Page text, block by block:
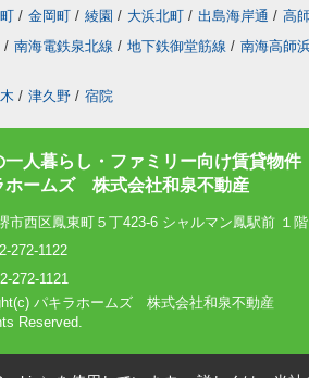
/ 金岡町 / 綾園 / 大浜北町 / 出島海岸通 / 高
/ 南海電鉄泉北線 / 地下鉄御堂筋線 / 南海高師
/ 津久野 / 宿院
一人暮らし・ファミリー向け賃貸物件
ホームズ 株式会社和泉不動産
市西区鳳東町５丁423-6 シャルマン鳳駅前 １階
272-1122
272-1121
パキラホームズ 株式会社和泉不動産
Reserved.